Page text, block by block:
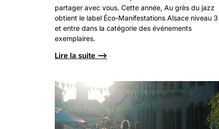
partager avec vous. Cette année, Au grès du jazz
obtient le label Éco-Manifestations Alsace niveau 3
et entre dans la catégorie des événements
exemplaires.
Lire la suite ⟶